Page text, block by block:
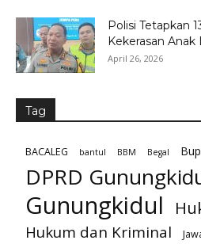
Polisi Tetapkan
Kekerasan
April 26, 2026
Tag
BACALEG bantul BBM Begal
DPRD
Gunungkidul
Hukum dan Kriminal